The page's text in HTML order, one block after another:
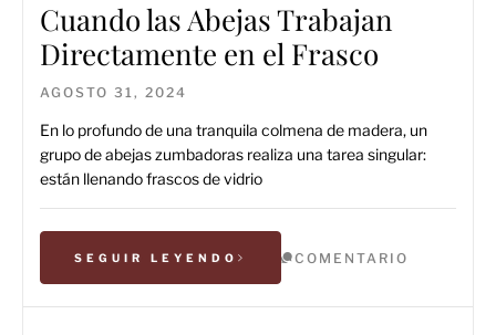
Cuando las Abejas Trabajan
Directamente en el Frasco
AGOSTO 31, 2024
En lo profundo de una tranquila colmena de madera, un
grupo de abejas zumbadoras realiza una tarea singular:
están llenando frascos de vidrio
SEGUIR LEYENDO COMENTARIO